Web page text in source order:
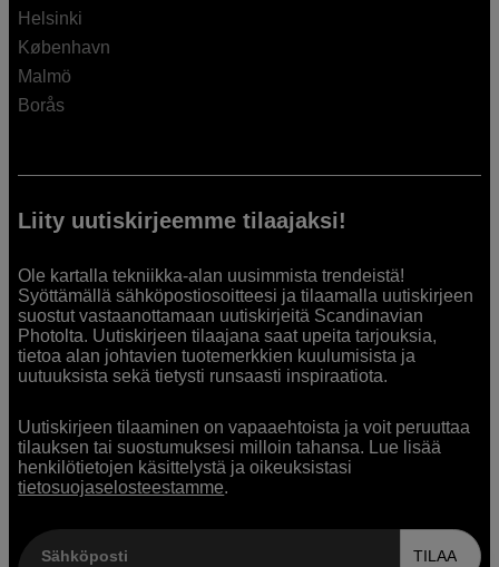
Helsinki
København
Malmö
Borås
Liity uutiskirjeemme tilaajaksi!
Ole kartalla tekniikka-alan uusimmista trendeistä!
Syöttämällä sähköpostiosoitteesi ja tilaamalla uutiskirjeen
suostut vastaanottamaan uutiskirjeitä Scandinavian
Photolta. Uutiskirjeen tilaajana saat upeita tarjouksia,
tietoa alan johtavien tuotemerkkien kuulumisista ja
uutuuksista sekä tietysti runsaasti inspiraatiota.
Uutiskirjeen tilaaminen on vapaaehtoista ja voit peruuttaa
tilauksen tai suostumuksesi milloin tahansa. Lue lisää
henkilötietojen käsittelystä ja oikeuksistasi
tietosuojaselosteestamme.
Sähköposti TILAA